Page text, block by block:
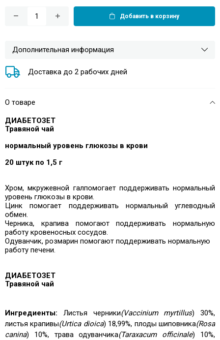
Добавить в корзину
Дополнительная информация
Доставка до 2 рабочих дней
О товаре
ДИАБЕТОЗЕТ
Травяной чай
нормальный уровень глюкозы в крови
20 штук по 1,5 г
Хром, мкружевной галпомогает поддерживать нормальный
уровень глюкозы в крови.
Цинк помогает поддерживать нормальный углеводный
обмен.
Черника, крапива помогают поддерживать нормальную
работу кровеносных сосудов.
Одуванчик, розмарин помогают поддерживать нормальную
работу печени.
ДИАБЕТОЗЕТ
Травяной чай
Ингредиенты: Листья черники(Vaccinium myrtillus) 30%,
листья крапивы(Urtica dioica) 18,99%, плоды шиповника(Rosa
canina) 10%, трава одуванчика(Taraxacum officinale) 10%,